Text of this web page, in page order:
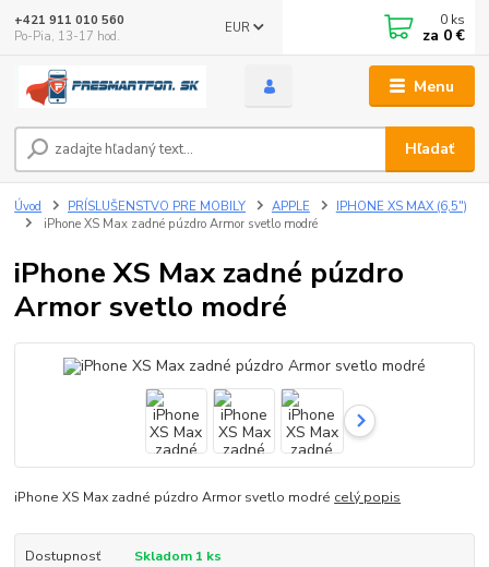
Menu
EUR
Hľadať
+421 911 010 560
Po-Pia, 13-17 hod.
0 ks
za 0 €
Úvod PRÍSLUŠENSTVO PRE MOBILY APPLE
IPHONE XS MAX (6,5")
iPhone XS Max zadné púzdro Armor svetlo modré
iPhone XS Max zadné púzdro
Armor svetlo modré
iPhone XS Max zadné púzdro Armor svetlo modré celý popis
Dostupnosť
Skladom 1 ks